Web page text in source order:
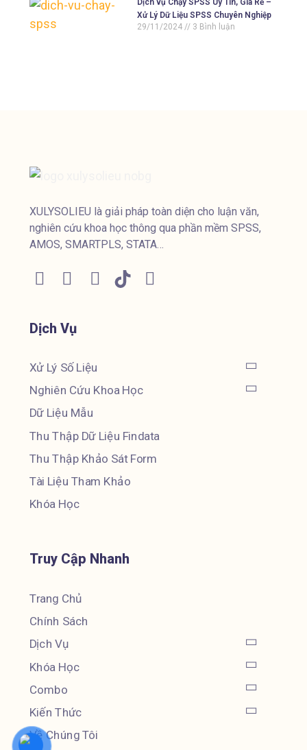
Dịch vụ Chạy SPSS Uy Tín, Giá Rẻ –
Xử Lý Dữ Liệu SPSS Chuyên Nghiệp
29/11/2024
3 Bình luận
XULYSOLIEU là giải pháp toàn diện cho luận văn,
nghiên cứu khoa học thông qua phần mềm SPSS,
AMOS, SMARTPLS, STATA…
Dịch Vụ
Xử Lý Số Liệu
Nghiên Cứu Khoa Học
Dữ Liệu Mẫu
Thu Thập Dữ Liệu Findata
Thu Thập Khảo Sát Form
Tài Liệu Tham Khảo
Khóa Học
Truy Cập Nhanh
Trang Chủ
Chính Sách
Dịch Vụ
Khóa Học
Combo
Kiến Thức
Về Chúng Tôi